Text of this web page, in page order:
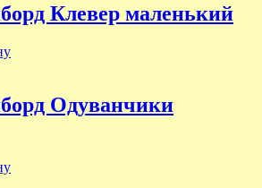
Клевер маленький
Одуванчики